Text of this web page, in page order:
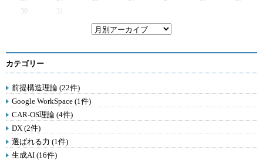
30
31
カテゴリー
前提構造理論 (22件)
Google WorkSpace (1件)
CAR-OS理論 (4件)
DX (2件)
選ばれる力 (1件)
生成AI (16件)